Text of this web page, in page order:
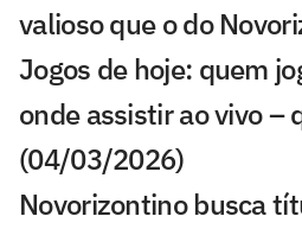
valioso que o do
Jogos de hoje: quem
onde assistir ao vivo –
(04/03/2026)
Novorizontino busca